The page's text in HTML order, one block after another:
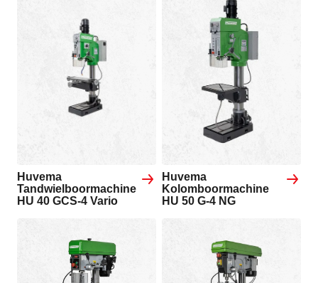
Huvema
Tandwielboormachine
HU 40 GCS-4 Vario
Huvema
Kolomboormachine
HU 50 G-4 NG